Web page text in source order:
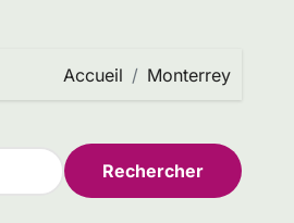
Accueil Monterrey